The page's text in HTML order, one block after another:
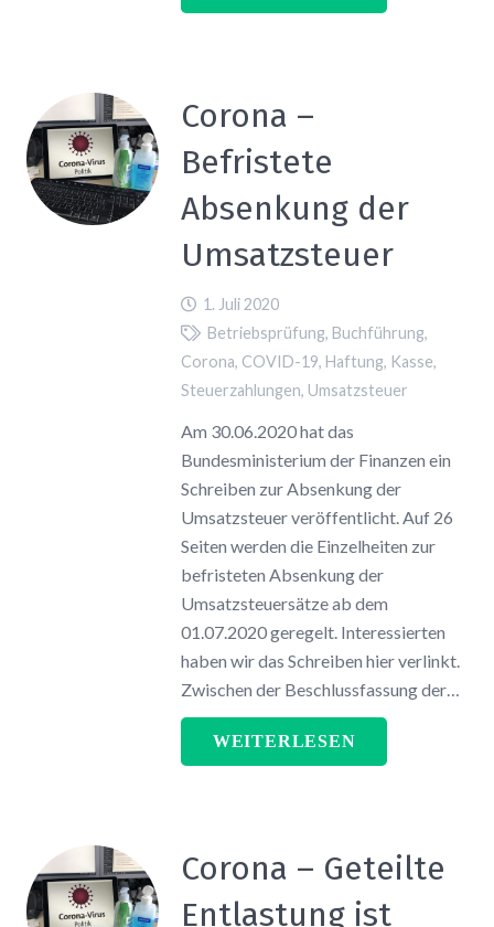
Corona –
Befristete
Absenkung der
Umsatzsteuer
1. Juli 2020
Betriebsprüfung, Buchführung,
Corona, COVID-19, Haftung, Kasse,
Steuerzahlungen, Umsatzsteuer
Am 30.06.2020 hat das
Bundesministerium der Finanzen ein
Schreiben zur Absenkung der
Umsatzsteuer veröffentlicht. Auf 26
Seiten werden die Einzelheiten zur
befristeten Absenkung der
Umsatzsteuersätze ab dem
01.07.2020 geregelt. Interessierten
haben wir das Schreiben hier verlinkt.
Zwischen der Beschlussfassung der…
WEITERLESEN
Corona – Geteilte
Entlastung ist